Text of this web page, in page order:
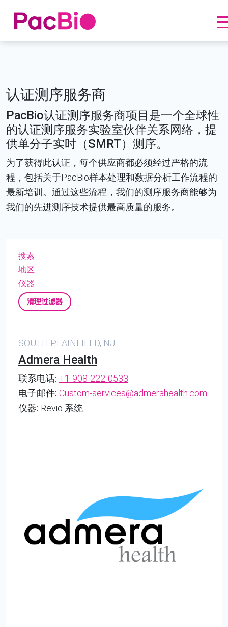
容认证测序服务商
PacBio认证测序服务商项目是一个全球性
的认证测序服务实验室伙伴关系网络，提
供单分子实时（SMRT）测序。
为了获得此认证，每个供应商都必须经过严格的流
程，包括关于PacBio样本处理和数据分析工作流程的
最新培训。通过这些流程，我们的测序服务商能够为
我们的先进测序技术提供最高质量的服务。
SOUTH PLAINFIELD, NJ
Admera Health
联系电话: +1-908-222-0533
电子邮件: Custom-services@admerahealth.com
仪器: Revio 系统
搜索
地区
仪器
清理过滤器